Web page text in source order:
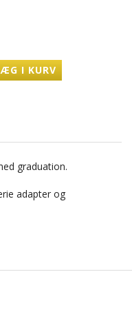
I KURV
graduation.
adapter og